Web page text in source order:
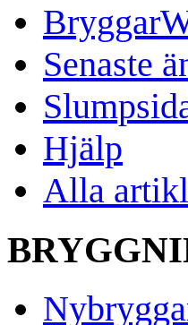
Senaste
Hjälp
Alla